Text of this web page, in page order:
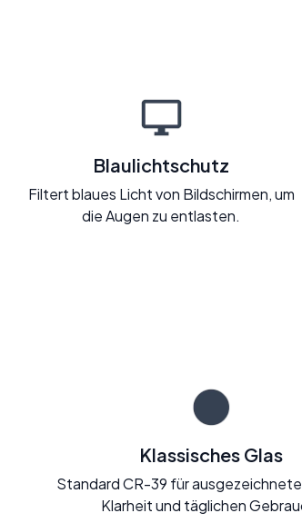
Blaulichtschutz
Filtert blaues Licht von Bildschirmen, um
die Augen zu entlasten.
Klassisches Glas
Standard CR-39 für
Klarheit und täglichen